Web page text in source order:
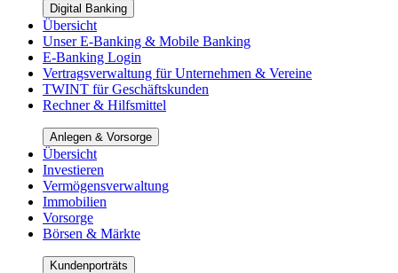
Digital Banking
Übersicht
Unser E-Banking & Mobile Banking
E-Banking Login
Vertragsverwaltung für Unternehmen & Vereine
TWINT für Geschäftskunden
Rechner & Hilfsmittel
Anlegen & Vorsorge
Übersicht
Investieren
Vermögensverwaltung
Immobilien
Vorsorge
Börsen & Märkte
Kundenporträts